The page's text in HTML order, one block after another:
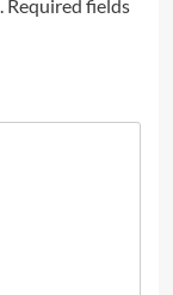
Required fields